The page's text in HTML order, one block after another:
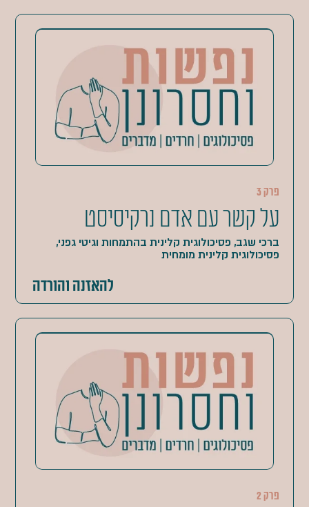
פרק 3
על קשר עם אדם נרקיסיסט
ברכי שגב, פסיכולוגית קלינית בהתמחות וגיטי גפני,
פסיכולוגית קלינית מומחית
להאזנה והורדה
פרק 2